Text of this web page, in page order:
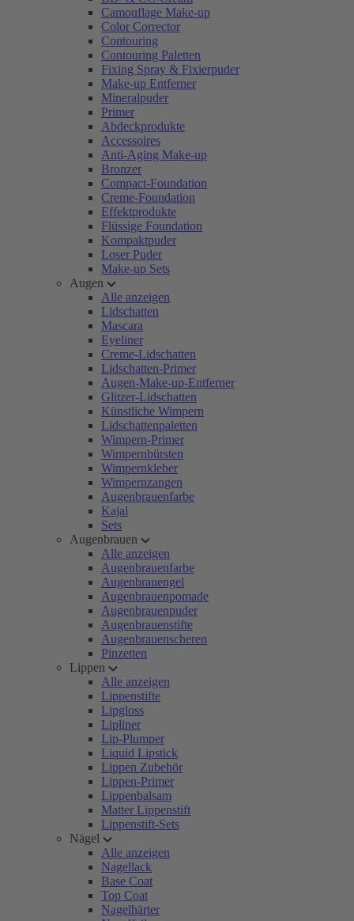
Camouflage Make-up
Color Corrector
Contouring
Contouring Paletten
Fixing Spray & Fixierpuder
Make-up Entferner
Mineralpuder
Primer
Abdeckprodukte
Accessoires
Anti-Aging Make-up
Bronzer
Compact-Foundation
Creme-Foundation
Effektprodukte
Flüssige Foundation
Kompaktpuder
Loser Puder
Make-up Sets
Augen
Alle anzeigen
Lidschatten
Mascara
Eyeliner
Creme-Lidschatten
Lidschatten-Primer
Augen-Make-up-Entferner
Glitzer-Lidschatten
Künstliche Wimpern
Lidschattenpaletten
Wimpern-Primer
Wimpernbürsten
Wimpernkleber
Wimpernzangen
Augenbrauenfarbe
Kajal
Sets
Augenbrauen
Alle anzeigen
Augenbrauenfarbe
Augenbrauengel
Augenbrauenpomade
Augenbrauenpuder
Augenbrauenstifte
Augenbrauenscheren
Pinzetten
Lippen
Alle anzeigen
Lippenstifte
Lipgloss
Lipliner
Lip-Plumper
Liquid Lipstick
Lippen Zubehör
Lippen-Primer
Lippenbalsam
Matter Lippenstift
Lippenstift-Sets
Nägel
Alle anzeigen
Nagellack
Base Coat
Top Coat
Nagelhärter